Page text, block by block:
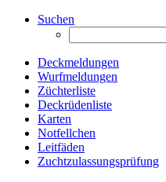
Suchen
Deckmeldungen
Wurfmeldungen
Züchterliste
Deckrüdenliste
Karten
Notfellchen
Leitfäden
Zuchtzulassungsprüfung